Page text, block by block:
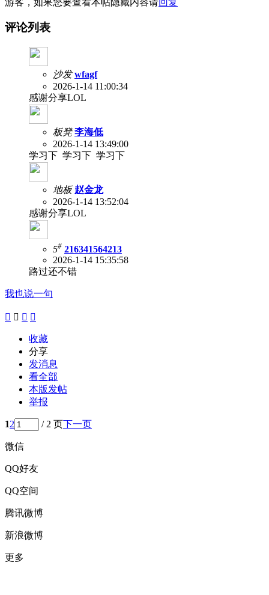
评论列表
沙发 wfagf
2026-1-14 11:00:34
感谢分享LOL
板凳 李海低
2026-1-14 13:49:00
学习下 学习下 学习下
地板 赵金龙
2026-1-14 13:52:04
感谢分享LOL
5# 216341564213
2026-1-14 15:35:58
路过还不错
我也说一句
   
收藏
分享
发消息
看全部
本版发帖
举报
12 / 2 页下一页
微信
QQ好友
QQ空间
腾讯微博
新浪微博
更多